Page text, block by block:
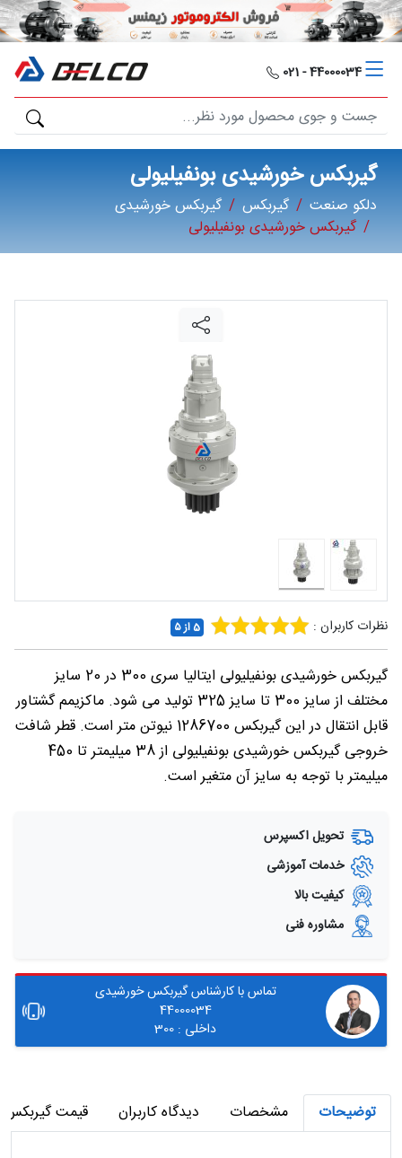
دلکو
صنعت
محصولات
مصارف
صنعتی
مقالات
درباره
ما
44000034 - 021
گیربکس خورشیدی بونفیلیولی
دلکو صنعت گیربکس
گیربکس خورشیدی
گیربکس خورشیدی بونفیلیولی
نظرات کاربران : 5 از ۵
گیربکس خورشیدی بونفیلیولی ایتالیا سری 300 در 20 سایز
مختلف از سایز 300 تا سایز 325 تولید می شود. ماکزیمم گشتاور
قابل انتقال در این گیربکس 1286700 نیوتن متر است. قطر شافت
خروجی گیربکس خورشیدی بونفیلیولی از 38 میلیمتر تا 450
میلیمتر با توجه به سایز آن متغیر است.
تحویل اکسپرس
خدمات آموزشی
کیفیت بالا
مشاوره فنی
تماس با کارشناس گیربکس خورشیدی
44000034
داخلی : 300
توضیحات مشخصات دیدگاه کاربران قیمت گیربکس